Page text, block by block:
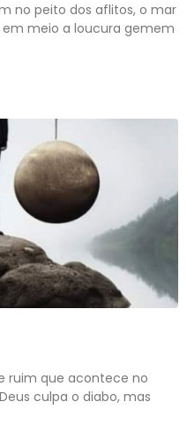
no peito dos aflitos, o mar
meio a loucura gemem
ruim que acontece no
culpa o diabo, mas